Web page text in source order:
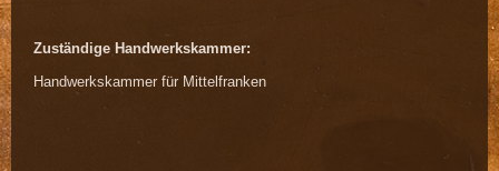
Zuständige Handwerkskammer:
Handwerkskammer für Mittelfranken